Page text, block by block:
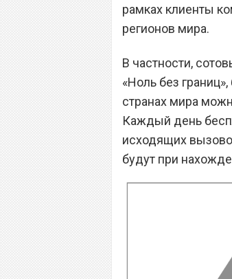
рамках клиенты
регионов мира.
В частности,
«Ноль без
странах мира
Каждый день
исходящих
будут при